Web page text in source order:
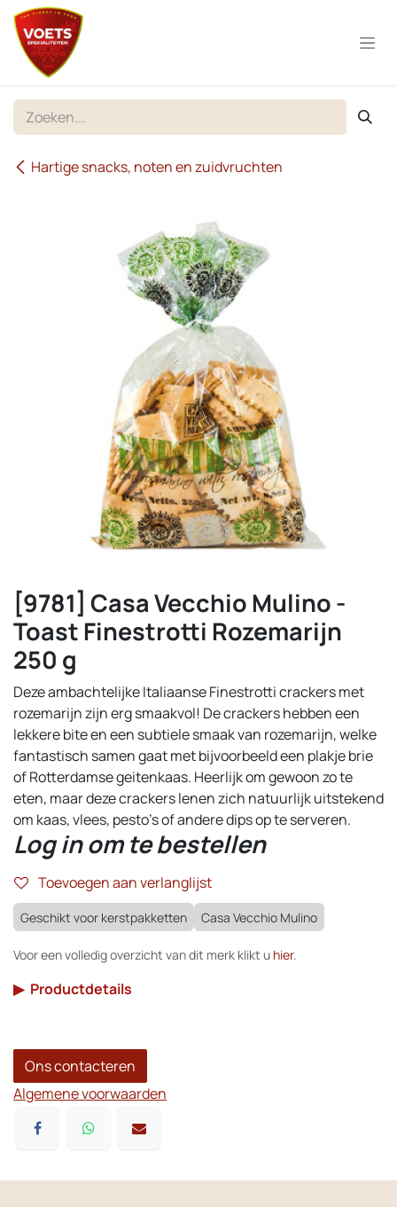
Overslaan naar inhoud
Hartige snacks, noten en zuidvruchten
[9781] Casa Vecchio Mulino -
Toast Finestrotti Rozemarijn
250 g
Deze ambachtelijke Italiaanse Finestrotti crackers met
rozemarijn zijn erg smaakvol! De crackers hebben een
lekkere bite en een subtiele smaak van rozemarijn, welke
fantastisch samen gaat met bijvoorbeeld een plakje brie
of Rotterdamse geitenkaas. Heerlijk om gewoon zo te
eten, maar deze crackers lenen zich natuurlijk uitstekend
om kaas, vlees, pesto's of andere dips op te serveren.
Log in om te bestellen
Toevoegen aan verlanglijst
Geschikt voor kerstpakketten Casa Vecchio Mulino
Voor een volledig overzicht van dit merk klikt u hier.
▶ Productdetails
Ons contacteren
Algemene voorwaarden